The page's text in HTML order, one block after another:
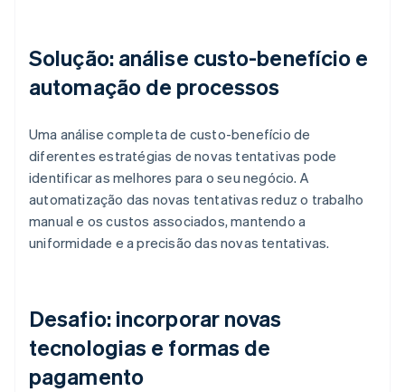
Solução: análise custo-benefício e
automação de processos
Uma análise completa de custo-benefício de
diferentes estratégias de novas tentativas pode
identificar as melhores para o seu negócio. A
automatização das novas tentativas reduz o trabalho
manual e os custos associados, mantendo a
uniformidade e a precisão das novas tentativas.
Desafio: incorporar novas
tecnologias e formas de
pagamento